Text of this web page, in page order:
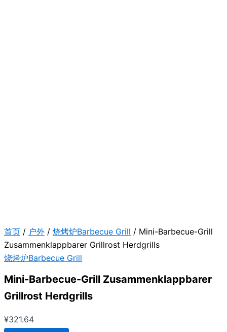
首页 / 户外 / 烧烤炉Barbecue Grill / Mini-Barbecue-Grill
Zusammenklappbarer Grillrost Herdgrills
烧烤炉Barbecue Grill
Mini-Barbecue-Grill Zusammenklappbarer
Grillrost Herdgrills
¥321.64